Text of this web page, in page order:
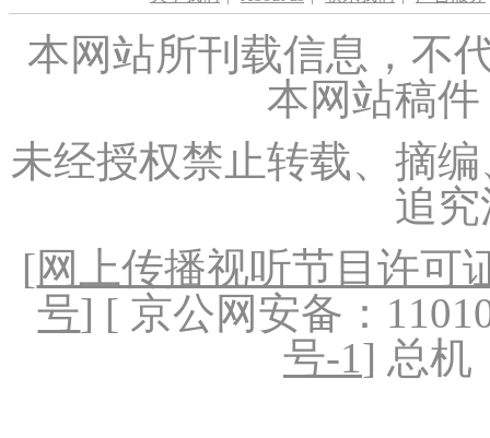
本网站所刊载信息，不
本网站稿
未经授权禁止转载、摘
追
[网上传播视听节目许可
号] [ 京公网安备：
号-1] 总机